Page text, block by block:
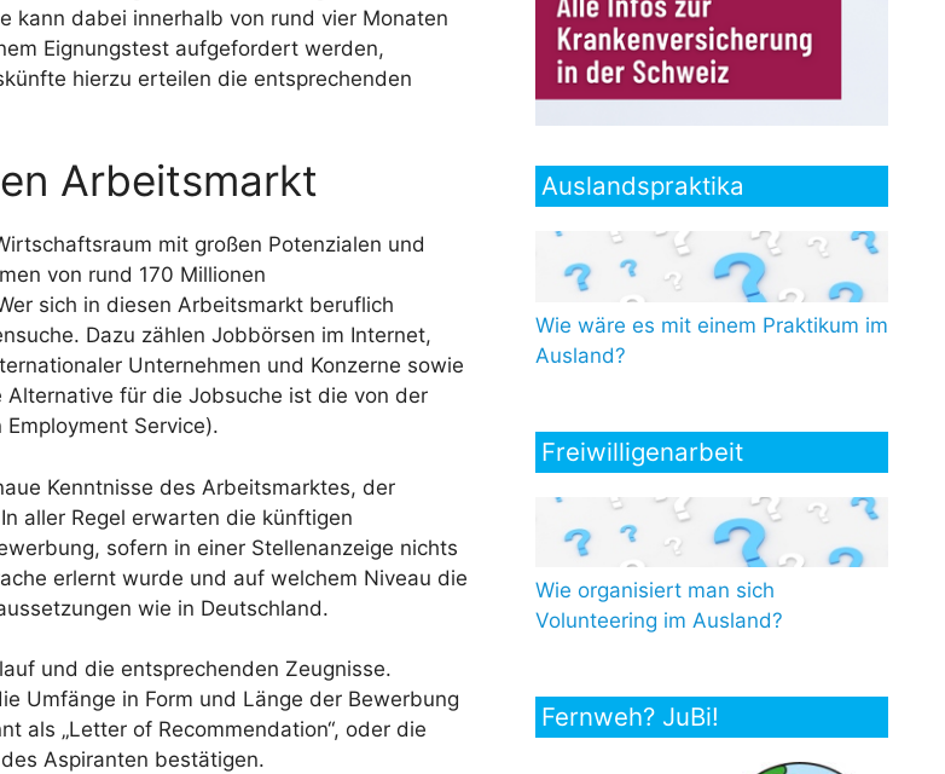
kann dabei innerhalb von rund vier Monaten
Eignungstest aufgefordert werden,
hierzu erteilen die entsprechenden
Arbeitsmarkt
mit großen Potenzialen und
von rund 170 Millionen
sich in diesen Arbeitsmarkt beruflich
Dazu zählen Jobbörsen im Internet,
Unternehmen und Konzerne sowie
für die Jobsuche ist die von der
Employment Service).
Kenntnisse des Arbeitsmarktes, der
aller Regel erwarten die künftigen
sofern in einer Stellenanzeige nichts
erlernt wurde und auf welchem Niveau die
wie in Deutschland.
und die entsprechenden Zeugnisse.
Umfänge in Form und Länge der Bewerbung
als „Letter of Recommendation“, oder die
Aspiranten bestätigen.
Auslandspraktika
Wie wäre es mit einem Praktikum im
Ausland?
Freiwilligenarbeit
Wie organisiert man sich
Volunteering im Ausland?
Fernweh? JuBi!